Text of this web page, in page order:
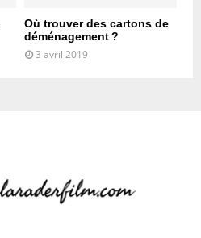
Où trouver des cartons de
déménagement ?
3 avril 2019